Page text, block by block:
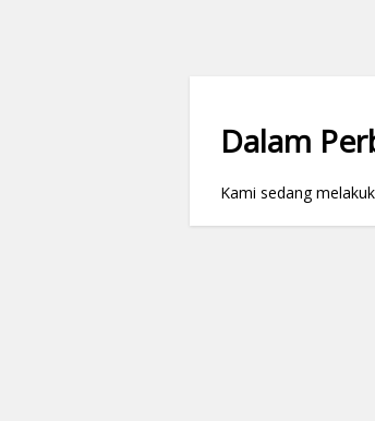
Dalam
Kami sedang